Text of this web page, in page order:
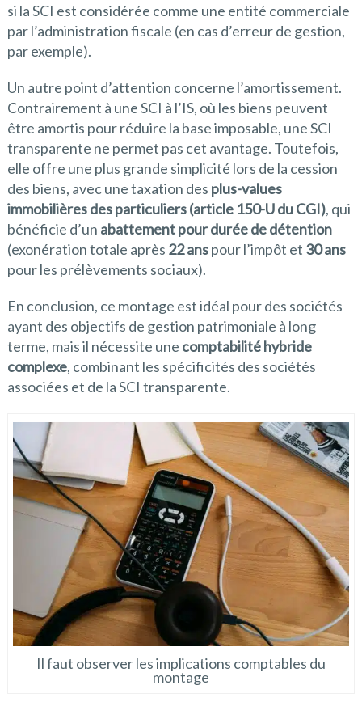
si la SCI est considérée comme une entité commerciale
par l’administration fiscale (en cas d’erreur de gestion,
par exemple).
Un autre point d’attention concerne l’amortissement.
Contrairement à une SCI à l’IS, où les biens peuvent
être amortis pour réduire la base imposable, une SCI
transparente ne permet pas cet avantage. Toutefois,
elle offre une plus grande simplicité lors de la cession
des biens, avec une taxation des plus-values
immobilières des particuliers (article 150-U du CGI), qui
bénéficie d’un abattement pour durée de détention
(exonération totale après 22 anspour l’impôt et 30 ans
pour les prélèvements sociaux).
En conclusion, ce montage est idéal pour des sociétés
ayant des objectifs de gestion patrimoniale à long
terme, mais il nécessite une comptabilité hybride
complexe, combinant les spécificités des sociétés
associées et de la SCI transparente.
Il faut observer les implications comptables du
montage